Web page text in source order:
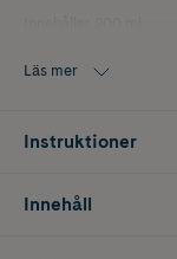
Vanliga frågor om
Den är framtagen
Kan hudlotionen
Läs mer
Instruktioner
Innehåll